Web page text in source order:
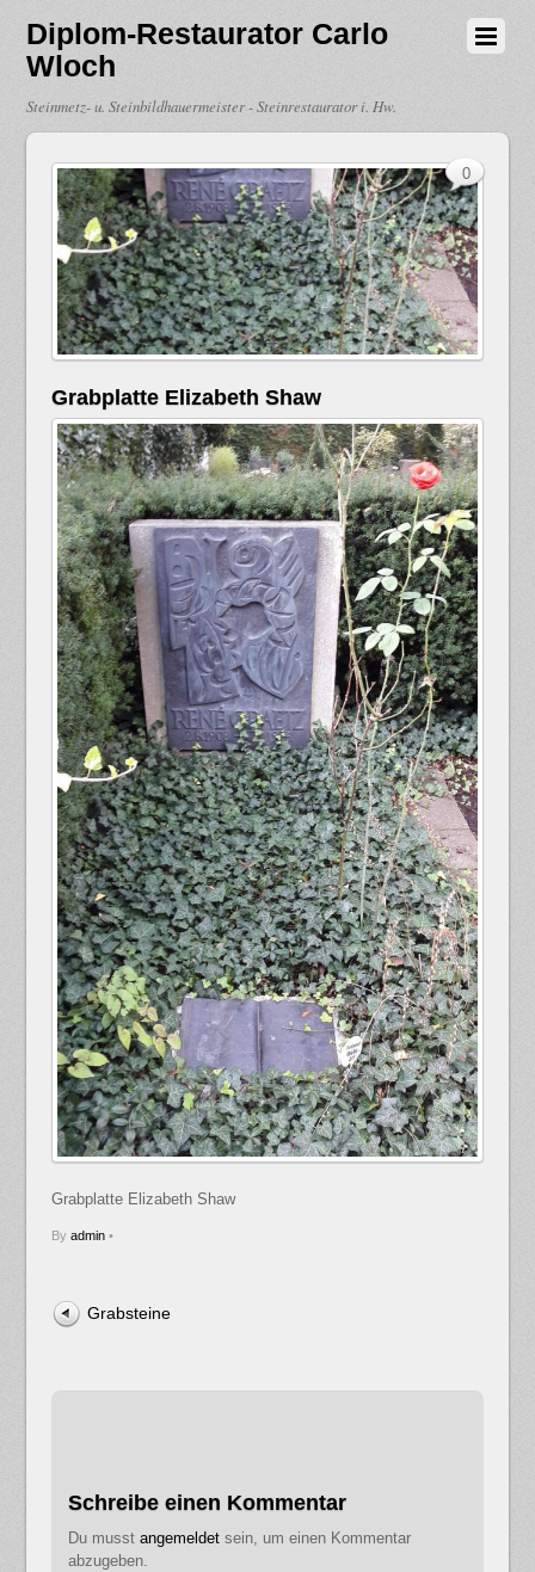
Diplom-Restaurator Carlo
Wloch
Steinmetz- u. Steinbildhauermeister - Steinrestaurator i. Hw.
Grabplatte Elizabeth Shaw
Grabplatte Elizabeth Shaw
By admin•
0
Grabsteine
Schreibe einen Kommentar
Du musstangemeldet sein, um einen Kommentar
abzugeben.